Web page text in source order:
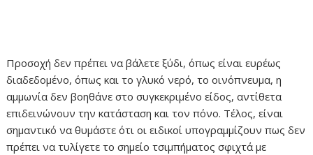
Προσοχή δεν πρέπει να βάλετε ξύδι, όπως είναι ευρέως
διαδεδομένο, όπως και το γλυκό νερό, το οινόπνευμα, η
αμμωνία δεν βοηθάνε στο συγκεκριμένο είδος, αντίθετα
επιδεινώνουν την κατάσταση και τον πόνο. Τέλος, είναι
σημαντικό να θυμάστε ότι οι ειδικοί υπογραμμίζουν πως δεν
πρέπει να τυλίγετε το σημείο τσιμπήματος σφιχτά με